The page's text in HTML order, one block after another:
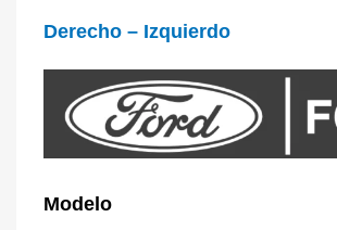
Derecho – Izquierdo
Modelo